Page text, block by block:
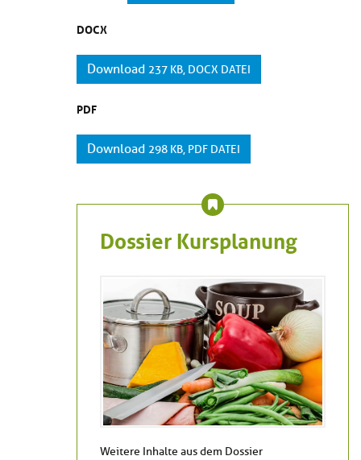
DOCX
Download 237 KB, DOCX DATEI
PDF
Download 298 KB, PDF DATEI
Dossier Kursplanung
Weitere Inhalte aus dem Dossier